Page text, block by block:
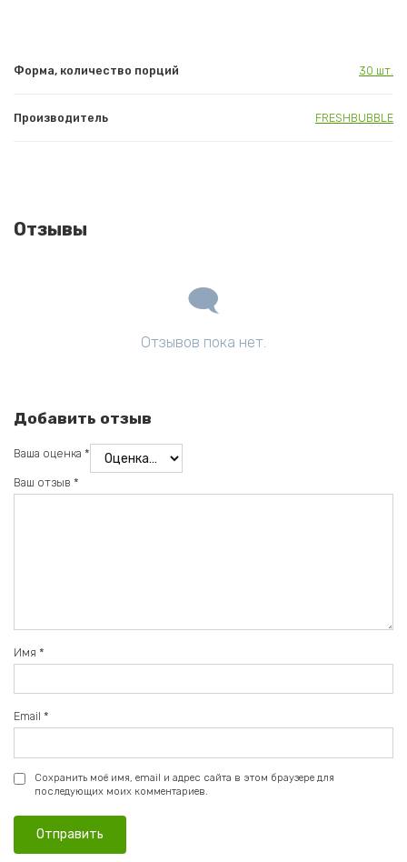
Форма, количество порций 30 шт.
Производитель FRESHBUBBLE
Отзывы
Отзывов пока нет.
Добавить отзыв
Ваша оценка *
Ваш отзыв *
Имя *
Email *
Сохранить моё имя, email и адрес сайта в этом браузере для
последующих моих комментариев.